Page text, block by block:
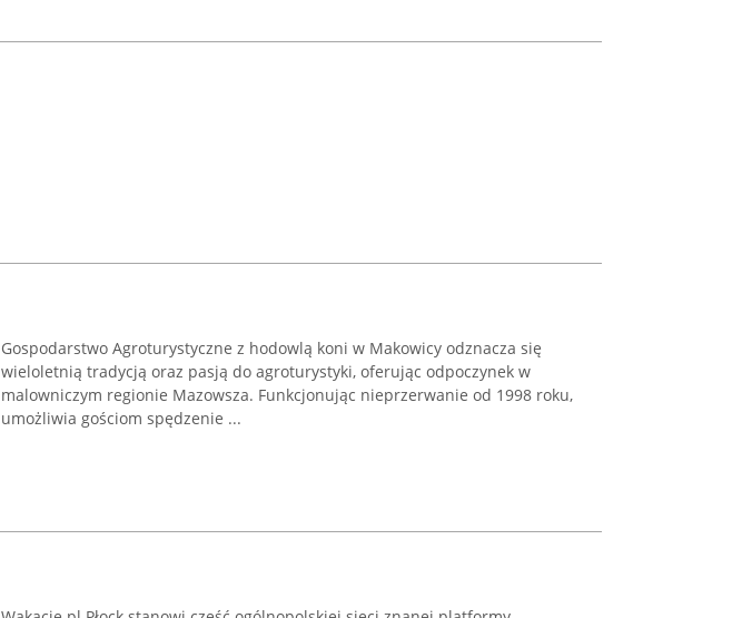
Gospodarstwo Agroturystyczne z hodowlą koni w Makowicy odznacza się
wieloletnią tradycją oraz pasją do agroturystyki, oferując odpoczynek w
malowniczym regionie Mazowsza. Funkcjonując nieprzerwanie od 1998 roku,
umożliwia gościom spędzenie ...